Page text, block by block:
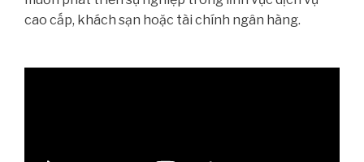
cao cấp, khách sạn hoặc tài chính ngân hàng.